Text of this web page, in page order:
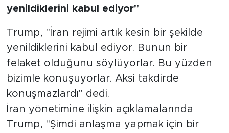
yenildiklerini kabul ediyor"
Trump, "İran rejimi artık kesin bir şekilde
yenildiklerini kabul ediyor. Bunun bir
felaket olduğunu söylüyorlar. Bu yüzden
bizimle konuşuyorlar. Aksi takdirde
konuşmazlardı" dedi.
İran yönetimine ilişkin açıklamalarında
Trump, "Şimdi anlaşma yapmak için bir